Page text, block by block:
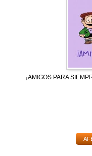
¡AMIGOS PARA